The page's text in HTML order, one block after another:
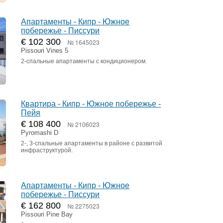
Апартаменты - Кипр - Южное
побережье - Писсури
€ 102 300 № 1645023
Pissouri Vines 5
2-спальные апартаменты с кондиционером.
Квартира - Кипр - Южное побережье -
Пейя
€ 108 400 № 2106023
Pyromashi D
2-, 3-спальные апартаменты в районе с развитой
инфраструктурой.
Апартаменты - Кипр - Южное
побережье - Писсури
€ 162 800 № 2275023
Pissouri Pine Bay